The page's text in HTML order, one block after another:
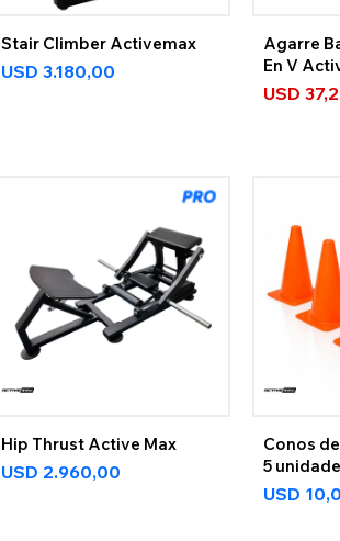
Stair Climber Activemax
USD 3.180,00
Agarre
En V
USD
Hip Thrust Active Max
USD 2.960,00
Conos
5
USD